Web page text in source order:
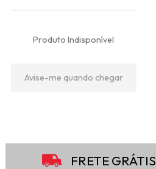
Produto Indisponível
Avise-me quando chegar
FRETE GRÁTIS